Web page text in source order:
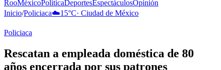
RooMéxicoPolíticaDeportesEspectáculosOpinión
Inicio/Policiaca☁️15°C· Ciudad de México
Policiaca
Rescatan a empleada doméstica de 80
años encerrada por sus patrones